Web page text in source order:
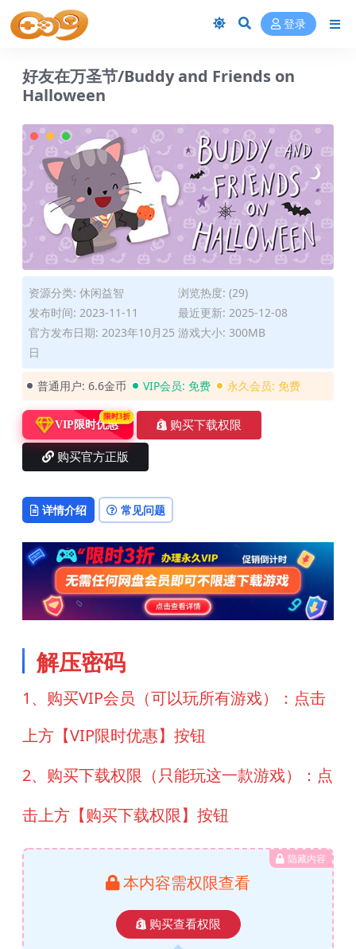
登录
好友在万圣节/Buddy and Friends on
Halloween
资源分类: 休闲益智
浏览热度: (29)
发布时间: 2023-11-11
最近更新: 2025-12-08
官方发布日期: 2023年10月25
日
游戏大小: 300MB
普通用户: 6.6金币 VIP会员: 免费 永久会员: 免费
VIP限时优惠
限时3折
购买下载权限
购买官方正版
详情介绍 常见问题
解压密码
1、购买VIP会员（可以玩所有游戏）：点击
上方【VIP限时优惠】按钮
2、购买下载权限（只能玩这一款游戏）：点
击上方【购买下载权限】按钮
隐藏内容
本内容需权限查看
购买查看权限